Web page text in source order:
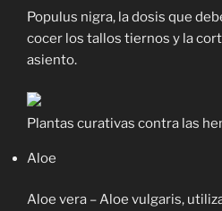
Populus nigra, la dosis que
cocer los tallos tiernos y la
asiento.
Plantas curativas contra las
Aloe
Aloe vera – Aloe vulgaris,